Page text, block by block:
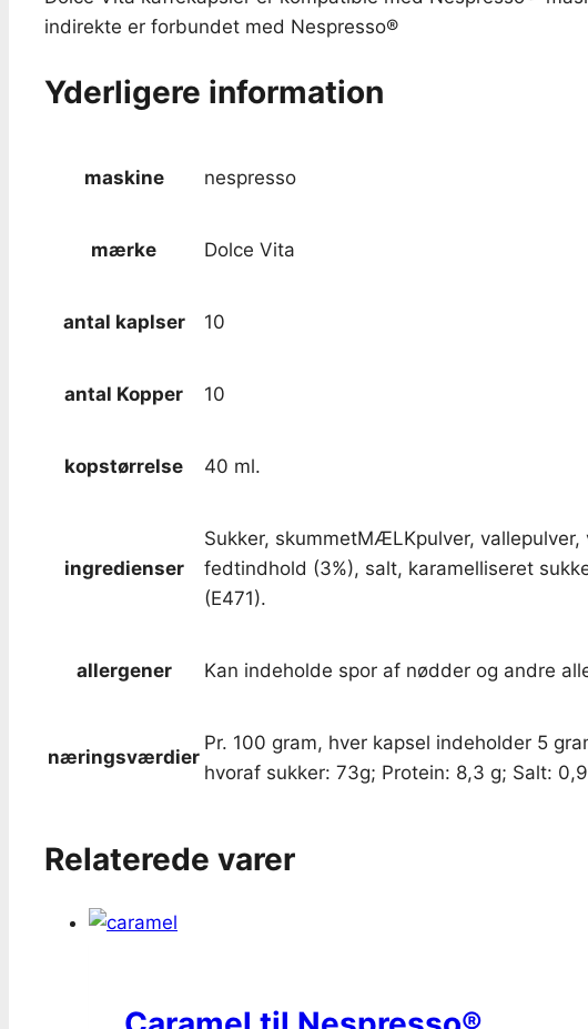
indirekte er forbundet med Nespresso®
Yderligere information
maskine nespresso
mærke Dolce Vita
antal kaplser 10
antal Kopper 10
kopstørrelse 40 ml.
ingredienser
Sukker, skummetMÆLKpulver,
fedtindhold (3%), salt, karamelliseret
(E471).
allergener Kan indeholde spor af nødder og andre
næringsværdier
Pr. 100 gram, hver kapsel indeholder 5
hvoraf sukker: 73g; Protein: 8,3 g; Salt:
Relaterede varer